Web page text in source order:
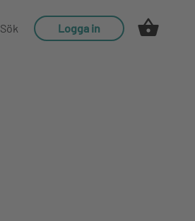
Sök Logga in